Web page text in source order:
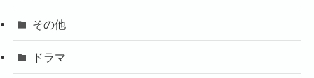
その他
ドラマ